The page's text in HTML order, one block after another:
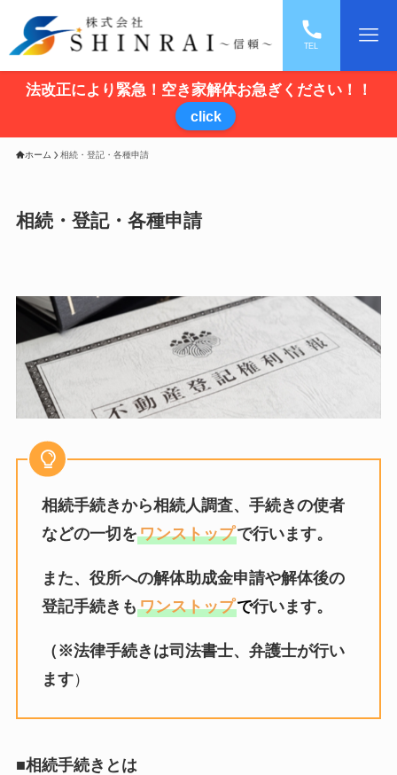
TEL
法改正により緊急！空き家解体お急ぎください！！
click
ホーム 相続・登記・各種申請
相続・登記・各種申請
相続手続きから相続人調査、手続きの使者
などの一切をワンストップで行います。
また、役所への解体助成金申請や解体後の
登記手続きもワンストップで行います。
（※法律手続きは司法書士、弁護士が行い
ます）
■相続手続きとは